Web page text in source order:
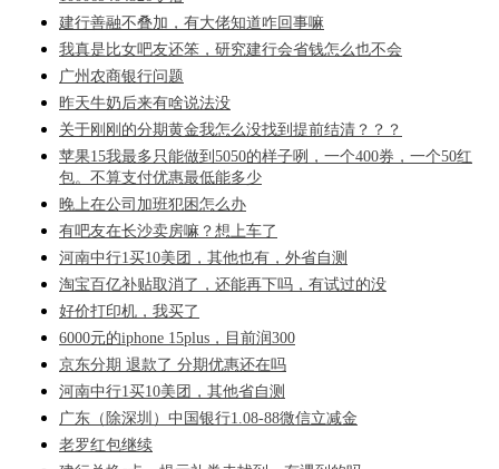
建行善融不叠加，有大佬知道咋回事嘛
我真是比女吧友还笨，研究建行会省钱怎么也不会
广州农商银行问题
昨天牛奶后来有啥说法没
关于刚刚的分期黄金我怎么没找到提前结清？？？
苹果15我最多只能做到5050的样子咧，一个400券，一个50红
包。不算支付优惠最低能多少
晚上在公司加班犯困怎么办
有吧友在长沙卖房嘛？想上车了
河南中行1买10美团，其他也有，外省自测
淘宝百亿补贴取消了，还能再下吗，有试过的没
好价打印机，我买了
6000元的iphone 15plus，目前润300
京东分期 退款了 分期优惠还在吗
河南中行1买10美团，其他省自测
广东（除深圳）中国银行1.08-88微信立减金
老罗红包继续